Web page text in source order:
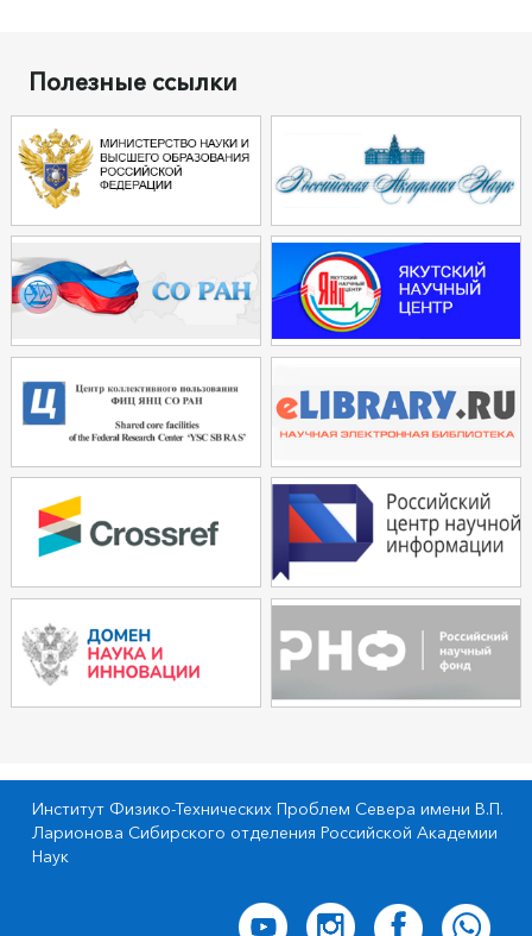
Полезные ссылки
Институт Физико-Технических Проблем Севера имени В.П.
Ларионова Сибирского отделения Российской Академии
Наук